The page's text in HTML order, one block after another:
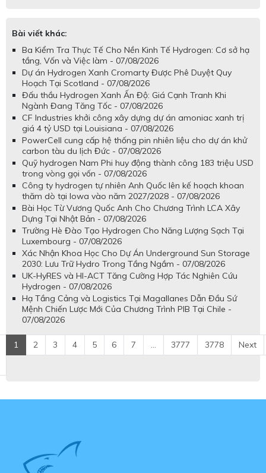
Bài viết khác:
Ba Kiểm Tra Thực Tế Cho Nền Kinh Tế Hydrogen: Cơ sở hạ
tầng, Vốn và Việc làm - 07/08/2026
Dự án Hydrogen Xanh Cromarty Được Phê Duyệt Quy
Hoạch Tại Scotland - 07/08/2026
Đấu thầu Hydrogen Xanh Ấn Độ: Giá Cạnh Tranh Khi
Ngành Đang Tăng Tốc - 07/08/2026
CF Industries khởi công xây dựng dự án amoniac xanh trị
giá 4 tỷ USD tại Louisiana - 07/08/2026
PowerCell cung cấp hệ thống pin nhiên liệu cho dự án khử
carbon tàu du lịch Đức - 07/08/2026
Quỹ hydrogen Nam Phi huy động thành công 183 triệu USD
trong vòng gọi vốn - 07/08/2026
Công ty hydrogen tự nhiên Anh Quốc lên kế hoạch khoan
thăm dò tại Iowa vào năm 2027/2028 - 07/08/2026
Bài Học Từ Vương Quốc Anh Cho Chương Trình LCA Xây
Dựng Tại Nhật Bản - 07/08/2026
Trường Hè Đào Tạo Hydrogen Cho Năng Lượng Sạch Tại
Luxembourg - 07/08/2026
Xác Nhận Khoa Học Cho Dự Án Underground Sun Storage
2030: Lưu Trữ Hydro Trong Tầng Ngầm - 07/08/2026
UK-HyRES và HI-ACT Tăng Cường Hợp Tác Nghiên Cứu
Hydrogen - 07/08/2026
Hạ Tầng Cảng và Logistics Tại Magallanes Dẫn Đầu Sứ
Mệnh Chiến Lược Mới Của Chương Trình PIB Tại Chile -
07/08/2026
1 2 3 4 5 6 7 ... 3777 3778 Next